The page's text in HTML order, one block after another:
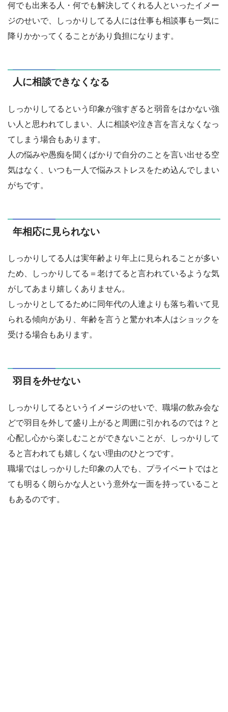
何でも出来る人・何でも解決してくれる人といったイメー
ジのせいで、しっかりしてる人には仕事も相談事も一気に
降りかかってくることがあり負担になります。
人に相談できなくなる
しっかりしてるという印象が強すぎると弱音をはかない強
い人と思われてしまい、人に相談や泣き言を言えなくなっ
てしまう場合もあります。
人の悩みや愚痴を聞くばかりで自分のことを言い出せる空
気はなく、いつも一人で悩みストレスをため込んでしまい
がちです。
年相応に見られない
しっかりしてる人は実年齢より年上に見られることが多い
ため、しっかりしてる＝老けてると言われているような気
がしてあまり嬉しくありません。
しっかりとしてるために同年代の人達よりも落ち着いて見
られる傾向があり、年齢を言うと驚かれ本人はショックを
受ける場合もあります。
羽目を外せない
しっかりしてるというイメージのせいで、職場の飲み会な
どで羽目を外して盛り上がると周囲に引かれるのでは？と
心配し心から楽しむことができないことが、しっかりして
ると言われても嬉しくない理由のひとつです。
職場ではしっかりした印象の人でも、プライベートではと
ても明るく朗らかな人という意外な一面を持っていること
もあるのです。